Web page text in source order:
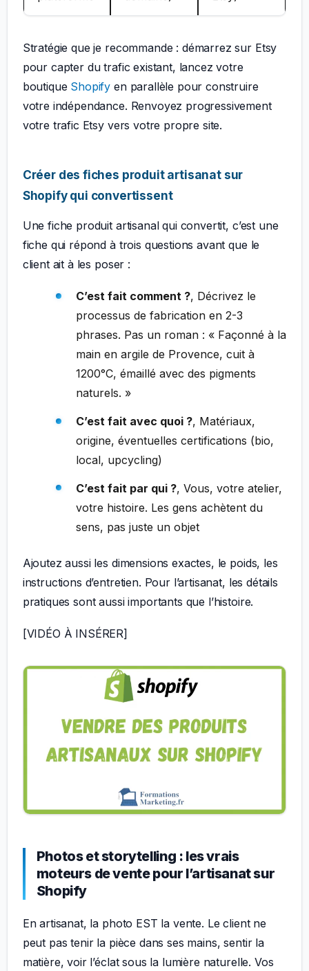
Stratégie que je recommande : démarrez sur Etsy
pour capter du trafic existant, lancez votre
boutique Shopify en parallèle pour construire
votre indépendance. Renvoyez progressivement
votre trafic Etsy vers votre propre site.
Créer des fiches produit artisanat sur
Shopify qui convertissent
Une fiche produit artisanal qui convertit, c’est une
fiche qui répond à trois questions avant que le
client ait à les poser :
C’est fait comment ?, Décrivez le
processus de fabrication en 2-3
phrases. Pas un roman : « Façonné à la
main en argile de Provence, cuit à
1200°C, émaillé avec des pigments
naturels. »
C’est fait avec quoi ?, Matériaux,
origine, éventuelles certifications (bio,
local, upcycling)
C’est fait par qui ?, Vous, votre atelier,
votre histoire. Les gens achètent du
sens, pas juste un objet
Ajoutez aussi les dimensions exactes, le poids, les
instructions d’entretien. Pour l’artisanat, les détails
pratiques sont aussi importants que l’histoire.
[VIDÉO À INSÉRER]
Photos et storytelling : les vrais
moteurs de vente pour l’artisanat sur
Shopify
En artisanat, la photo EST la vente. Le client ne
peut pas tenir la pièce dans ses mains, sentir la
matière, voir l’éclat sous la lumière naturelle. Vos